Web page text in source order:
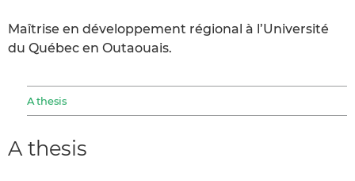
Maîtrise en développement régional à l’Université
du Québec en Outaouais.
A thesis
A thesis